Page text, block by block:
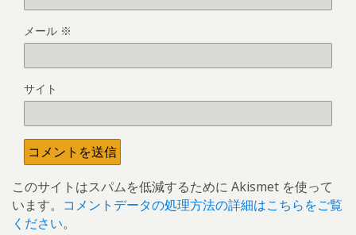
メール ※
サイト
このサイトはスパムを低減するために Akismet を使って
います。 コメントデータの処理方法の詳細はこちらをご覧
ください。